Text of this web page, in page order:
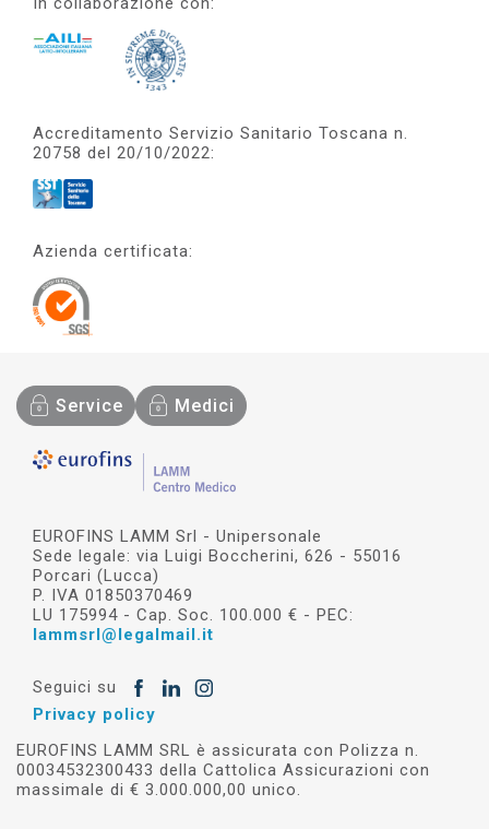
Accreditamento Servizio Sanitario Toscana n.
20758 del 20/10/2022:
Azienda certificata:
Service Medici
EUROFINS LAMM Srl - Unipersonale
Sede legale: via Luigi Boccherini, 626 - 55016
Porcari (Lucca)
P. IVA 01850370469
LU 175994 - Cap. Soc. 100.000 € - PEC:
lammsrl@legalmail.it
Seguici su
Privacy policy
EUROFINS LAMM SRL è assicurata con Polizza n.
00034532300433 della Cattolica Assicurazioni con
massimale di € 3.000.000,00 unico.